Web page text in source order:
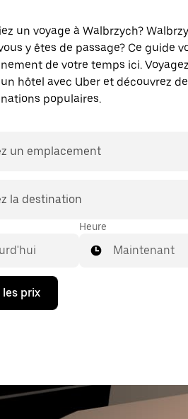
un voyage à Walbrzych?
y êtes de passage? Ce guide
de votre temps ici.
hôtel avec Uber et découvrez
populaires.
un emplacement
la destination
Heure
Maintenant
prix